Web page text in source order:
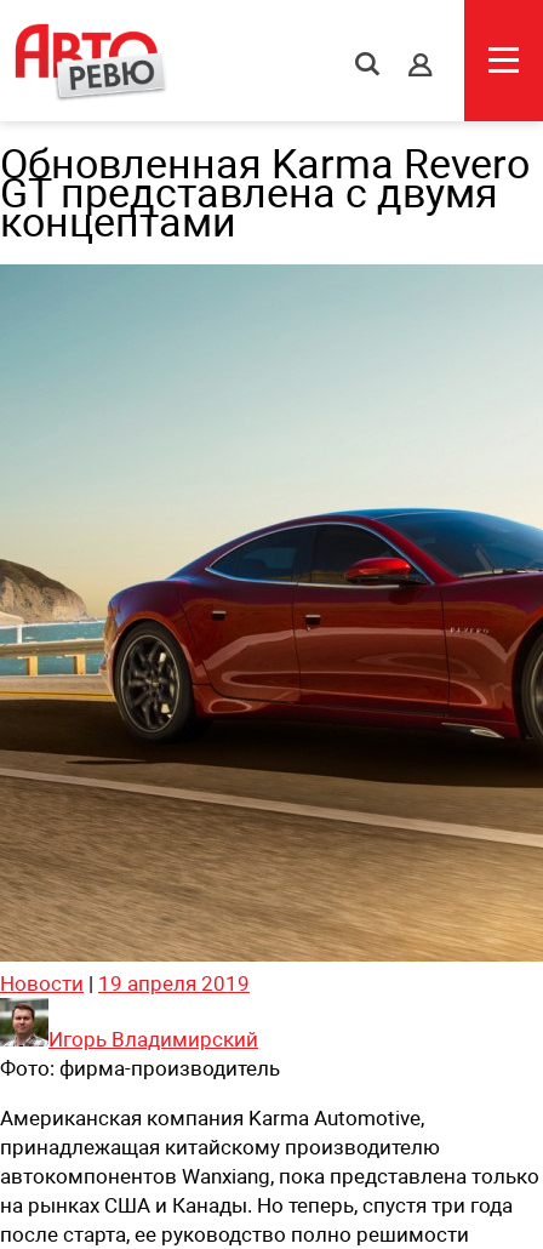
s
Обновленная Karma Revero
GT представлена с двумя
концептами
Новости | 19 апреля 2019
Игорь Владимирский
Фото: фирма-производитель
Американская компания Karma Automotive,
принадлежащая китайскому производителю
автокомпонентов Wanxiang, пока представлена только
на рынках США и Канады. Но теперь, спустя три года
после старта, ее руководство полно решимости